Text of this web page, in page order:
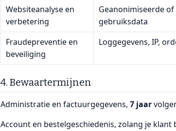
Websiteanalyse en
verbetering
Geanonimiseerde
gebruiksdata
Fraudepreventie en
beveiliging
Loggegevens, IP,
4. Bewaartermijnen
Administratie en factuurgegevens,7 jaar
Account en bestelgeschiedenis, zolang je